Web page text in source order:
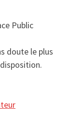
Public
doute le plus